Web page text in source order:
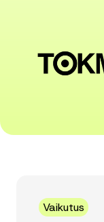
Vaikutus